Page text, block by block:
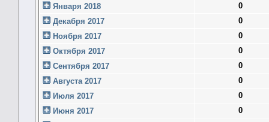
Января 2018
0
Декабря 2017
0
Ноября 2017
0
Октября 2017
0
Сентября 2017
0
Августа 2017
0
Июля 2017
0
Июня 2017
0